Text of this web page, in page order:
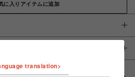
に入りアイテムに追加
translation>